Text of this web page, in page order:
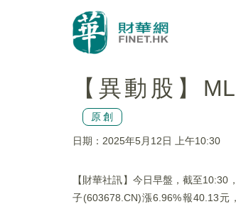
【異動股】
原創
日期：2025年5月12日 上午10:30
【財華社訊】今日早盤，截至
子(603678.CN)漲6.96%報40.13